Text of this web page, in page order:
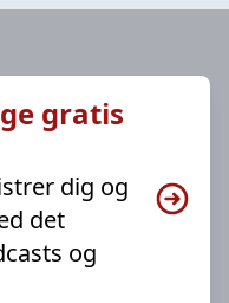
gratis
dig og
det
og